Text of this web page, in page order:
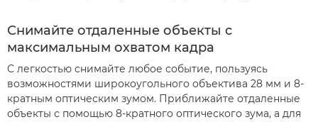
Снимайте отдаленные объекты с
максимальным охватом кадра
С легкостью снимайте любое событие, пользуясь
возможностями широкоугольного объектива 28 мм и 8-
кратным оптическим зумом. Приближайте отдаленные
объекты с помощью 8-кратного оптического зума, а для